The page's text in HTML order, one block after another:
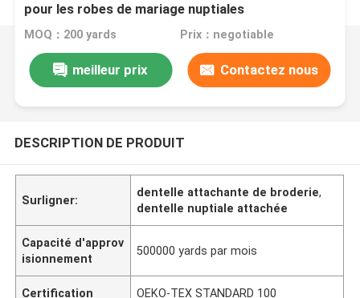
pour les robes de mariage nuptiales
MOQ：200 yards Prix：negotiable
meilleur prix Contactez nous
DESCRIPTION DE PRODUIT
Surligner:
dentelle attachante de broderie,
dentelle nuptiale attachée
Capacité d'approv
isionnement
500000 yards par mois
Certification OEKO-TEX STANDARD 100